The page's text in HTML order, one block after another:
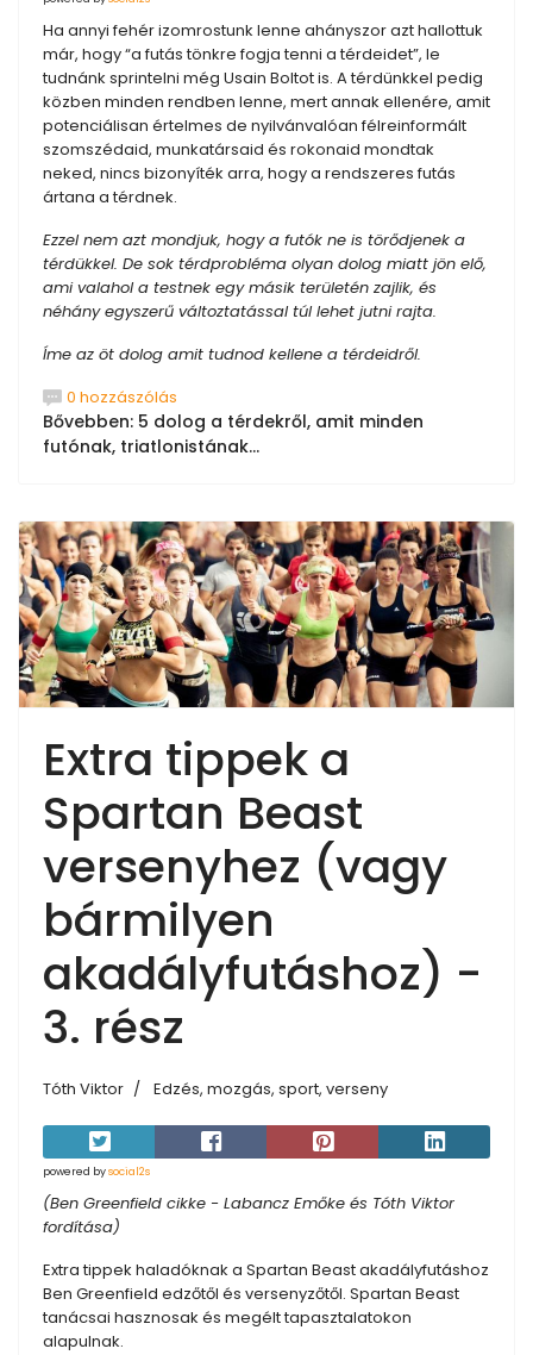
Ha annyi fehér izomrostunk lenne ahányszor azt hallottuk
már, hogy “a futás tönkre fogja tenni a térdeidet”, le
tudnánk sprintelni még Usain Boltot is. A térdünkkel pedig
közben minden rendben lenne, mert annak ellenére, amit
potenciálisan értelmes de nyilvánvalóan félreinformált
szomszédaid, munkatársaid és rokonaid mondtak
neked, nincs bizonyíték arra, hogy a rendszeres futás
ártana a térdnek.
Ezzel nem azt mondjuk, hogy a futók ne is törődjenek a
térdükkel. De sok térdprobléma olyan dolog miatt jön elő,
ami valahol a testnek egy másik területén zajlik, és
néhány egyszerű változtatással túl lehet jutni rajta.
Íme az öt dolog amit tudnod kellene a térdeidről.
0 hozzászólás
Bővebben: 5 dolog a térdekről, amit minden
futónak, triatlonistának...
Extra tippek a
Spartan Beast
versenyhez (vagy
bármilyen
akadályfutáshoz) -
3. rész
Tóth Viktor Edzés, mozgás, sport, verseny
powered bysocial2s
(Ben Greenfield cikke - Labancz Emőke és Tóth Viktor
fordítása)
Extra tippek haladóknak a Spartan Beast akadályfutáshoz
Ben Greenfield edzőtől és versenyzőtől. Spartan Beast
tanácsai hasznosak és megélt tapasztalatokon
alapulnak.